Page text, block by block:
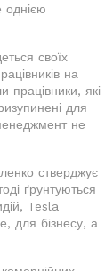
однією
своїх
на
працівники, які
для
не
стверджує
ґрунтуються
Tesla
для бізнесу, а